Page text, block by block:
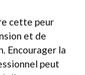
cette peur
et de
Encourager la
peut